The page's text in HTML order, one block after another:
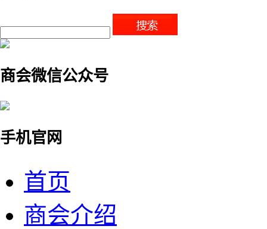
商会微信公众号
手机官网
首页
商会介绍